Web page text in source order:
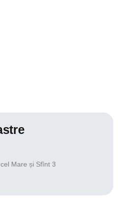
Mare și Sfînt 3